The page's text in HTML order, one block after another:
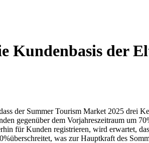
Kundenbasis der
der Summer Tourism Market 2025 drei
gegenüber dem Vorjahreszeitraum um
für Kunden registrieren, wird erwartet,
was zur Hauptkraft des